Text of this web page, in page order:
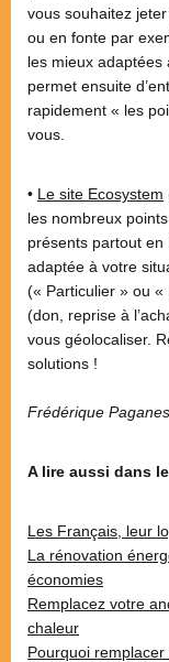
vous souhaitez
ou en fonte par
les mieux
permet ensuite
rapidement « les
vous.
• Le site Ecosystem
les nombreux
présents partout
adaptée à votre
(« Particulier » ou «
(don, reprise à
vous géolocaliser.
solutions !
Frédérique
A lire aussi dans
Les Français, leur
La rénovation
économies
Remplacez votre
chaleur
Pourquoi